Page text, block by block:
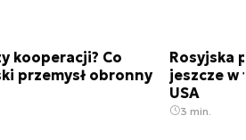
kooperacji? Co
przemysł obronny
Rosyjska
jeszcze w
USA
3 min.